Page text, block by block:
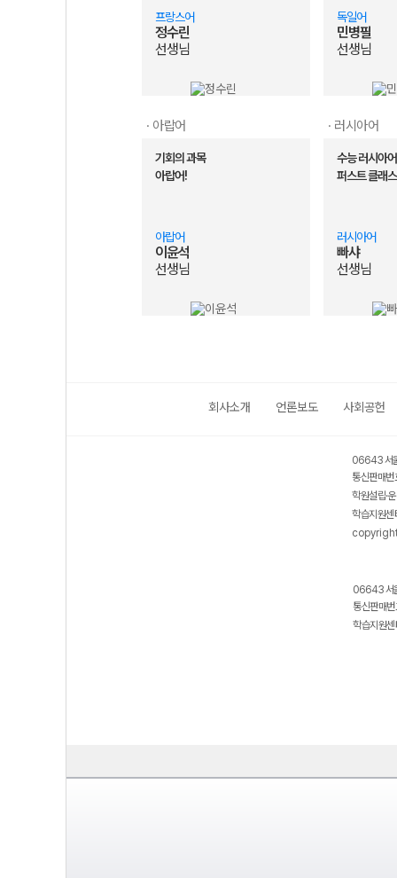
프랑스어
정수린
선생님
독일어
민병필
선생님
· 아랍어
기회의 과목
아랍어!
아랍어
이윤석
선생님
· 러시아어
수능 러시아어
퍼스트 클래스
러시아어
빠샤
선생님
회사소개 언론보도 사회공헌
06643 서
통신판매
학원설립·
학습지원
06643 서
통신판매
학습지원